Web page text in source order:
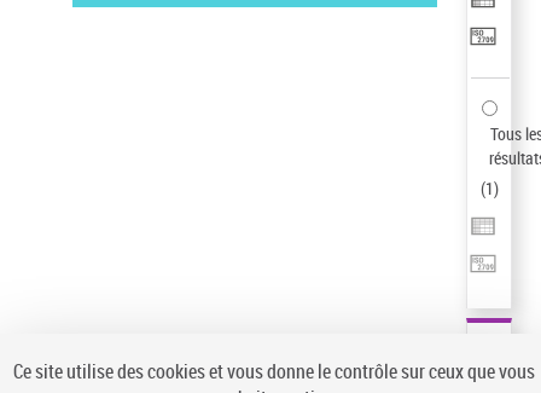
Type de notice d'autorité
résultats/page
Tous
(1)
Ce site utilise des cookies et vous donne le contrôle sur ceux que vous